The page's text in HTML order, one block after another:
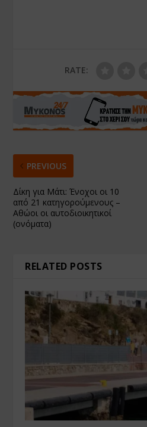
RATE:
PREVIOUS
Δίκη για Μάτι: Ένοχοι οι 10
από 21 κατηγορούμενους –
Αθώοι οι αυτοδιοικητικοί
(ονόματα)
RELATED POSTS